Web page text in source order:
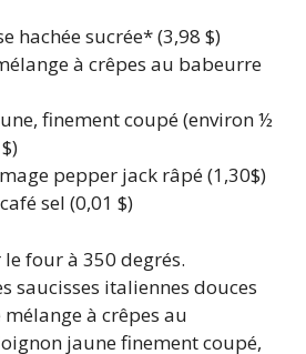
hachée sucrée*(3,98 $)
à crêpes au babeurre
finement coupé (environ ½
pepper jack râpé(1,30$)
sel (0,01 $)
four à 350 degrés.
saucisses italiennes douces
à crêpes au
jaune finement coupé,